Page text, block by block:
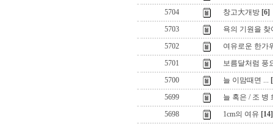
5704
창고大개방 [6]
5703
욕의 기원을 찾
5702
여유로운 한가
5701
보름달처럼 풍
5700
늘 이맘때면 ...
5699
늘 혹은 / 조 병
5698
1cm의 여유 [14]